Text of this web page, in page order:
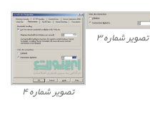
تصویر شماره ۳
تصویر شماره ۴